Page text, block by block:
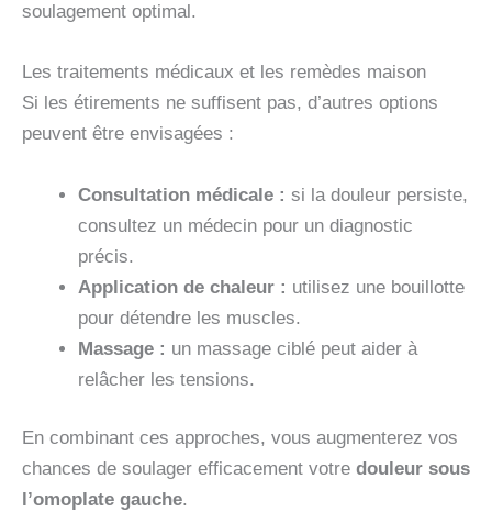
soulagement optimal.
Les traitements médicaux et les remèdes maison
Si les étirements ne suffisent pas, d’autres options
peuvent être envisagées :
Consultation médicale : si la douleur persiste,
consultez un médecin pour un diagnostic
précis.
Application de chaleur : utilisez une bouillotte
pour détendre les muscles.
Massage : un massage ciblé peut aider à
relâcher les tensions.
En combinant ces approches, vous augmenterez vos
chances de soulager efficacement votre douleur sous
l’omoplate gauche.